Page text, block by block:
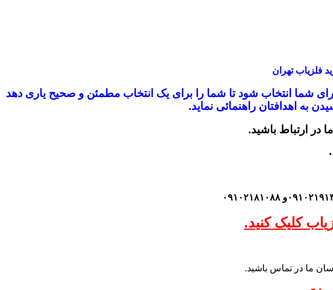
فلزیاب تهران
برای شما انتخاب شودتا شما را برای یک انتخاب مطمئن و صحیح یاری دهد
به اهدافتان راهنمائی نماید.
در ارتباط باشید.
کلیک کنید.
ما در تماس باشید.